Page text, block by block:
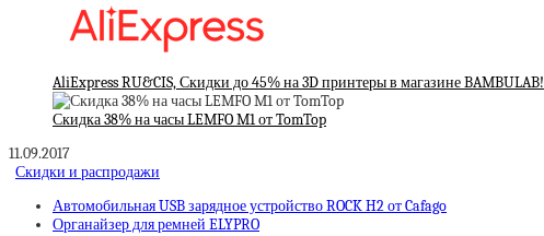
AliExpress RU&CIS, Скидки до 45% на 3D принтеры в магазине BAMBULAB!
Скидка 38% на часы LEMFO M1 от TomTop
11.09.2017
Скидки и распродажи
Автомобильная USB зарядное устройство ROCK H2 от Cafago
Органайзер для ремней ELYPRO